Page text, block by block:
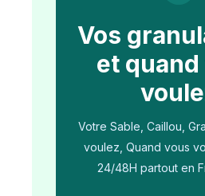
Vos
et
Votre Sable, Caillou,
voulez, Quand vous
24/48H partout en